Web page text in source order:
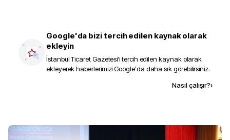
Google'da bizi tercih edilen kaynak olarak
ekleyin
İstanbul Ticaret Gazetesi'i tercih edilen kaynak olarak
ekleyerek haberlerimizi Google'da daha sık görebilirsiniz.
Nasıl çalışır?›